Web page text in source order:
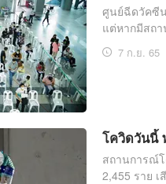
ศูนย์ฉีดวัคซี
แต่หากมีสถา
7 ก.ย. 65
โควิดวันนี้
สถานการณ์โ
2,455 ราย เ